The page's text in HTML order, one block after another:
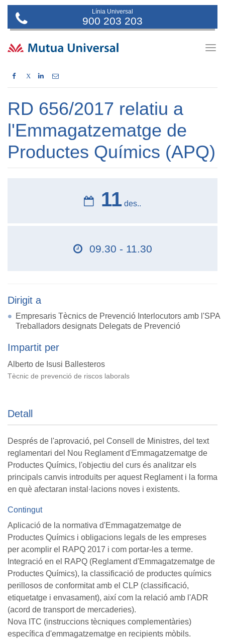
Línia Universal
900 203 203
X
RD 656/2017 relatiu a
l'Emmagatzematge de
Productes Químics (APQ)
11 des..
09.30 - 11.30
Dirigit a
Empresaris Tècnics de Prevenció Interlocutors amb l'SPA
Treballadors designats Delegats de Prevenció
Impartit per
Alberto de Isusi Ballesteros
Tècnic de prevenció de riscos laborals
Detall
Després de l'aprovació, pel Consell de Ministres, del text
reglamentari del Nou Reglament d'Emmagatzematge de
Productes Químics, l'objectiu del curs és analitzar els
principals canvis introduïts per aquest Reglament i la forma
en què afectaran instal·lacions noves i existents.
Contingut
Aplicació de la normativa d'Emmagatzematge de
Productes Químics i obligacions legals de les empreses
per acomplir el RAPQ 2017 i com portar-les a terme.
Integració en el RAPQ (Reglament d'Emmagatzematge de
Productes Químics), la classificació de productes químics
perillosos de conformitat amb el CLP (classificació,
etiquetatge i envasament), així com la relació amb l'ADR
(acord de transport de mercaderies).
Nova ITC (instruccions tècniques complementàries)
específica d'emmagatzematge en recipients mòbils.